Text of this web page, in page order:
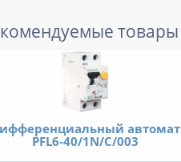
товары
автомат
PFL6-40/1N/C/003